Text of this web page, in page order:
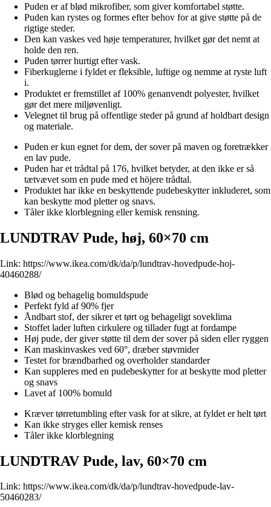
Puden er af blød mikrofiber, som giver komfortabel støtte.
Puden kan rystes og formes efter behov for at give støtte på de
rigtige steder.
Den kan vaskes ved høje temperaturer, hvilket gør det nemt at
holde den ren.
Puden tørrer hurtigt efter vask.
Fiberkuglerne i fyldet er fleksible, luftige og nemme at ryste luft
i.
Produktet er fremstillet af 100% genanvendt polyester, hvilket
gør det mere miljøvenligt.
Velegnet til brug på offentlige steder på grund af holdbart design
og materiale.
Puden er kun egnet for dem, der sover på maven og foretrækker
en lav pude.
Puden har et trådtal på 176, hvilket betyder, at den ikke er så
tætvævet som en pude med et höjere trådtal.
Produktet har ikke en beskyttende pudebeskytter inkluderet, som
kan beskytte mod pletter og snavs.
Tåler ikke klorblegning eller kemisk rensning.
LUNDTRAV Pude, høj, 60×70 cm
Link: https://www.ikea.com/dk/da/p/lundtrav-hovedpude-hoj-
40460288/
Blød og behagelig bomuldspude
Perfekt fyld af 90% fjer
Åndbart stof, der sikrer et tørt og behageligt soveklima
Stoffet lader luften cirkulere og tillader fugt at fordampe
Høj pude, der giver støtte til dem der sover på siden eller ryggen
Kan maskinvaskes ved 60°, dræber støvmider
Testet for brændbarhed og overholder standarder
Kan suppleres med en pudebeskytter for at beskytte mod pletter
og snavs
Lavet af 100% bomuld
Kræver tørretumbling efter vask for at sikre, at fyldet er helt tørt
Kan ikke stryges eller kemisk renses
Tåler ikke klorblegning
LUNDTRAV Pude, lav, 60×70 cm
Link: https://www.ikea.com/dk/da/p/lundtrav-hovedpude-lav-
50460283/